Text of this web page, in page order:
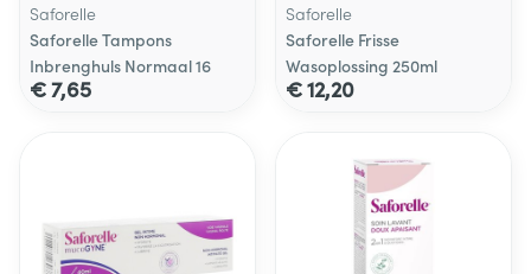
Saforelle
Saforelle Tampons
Inbrenghuls Normaal 16
€ 7,65
Saforelle
Saforelle Frisse
Wasoplossing 250ml
€ 12,20